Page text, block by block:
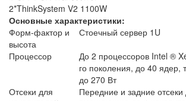
2*ThinkSystem V2 1100W
Основные характеристики:
Форм-фактор и
высота
Стоечный сервер 1U
Процессор
До 2 процессоров Intel ®
го поколения, до 40 ядер,
до 270 Вт
Отсеки для
Передние и задние